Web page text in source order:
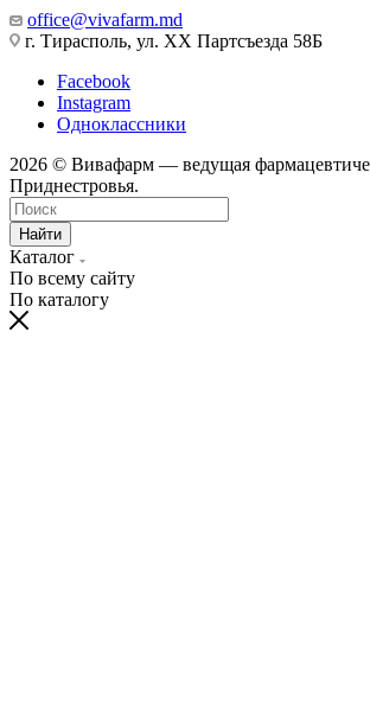
office@vivafarm.md
г. Тирасполь, ул. ХХ Партсъезда 58Б
Facebook
Instagram
Одноклассники
2026 © Вивафарм — ведущая
Приднестровья.
Найти
Каталог
По всему сайту
По каталогу